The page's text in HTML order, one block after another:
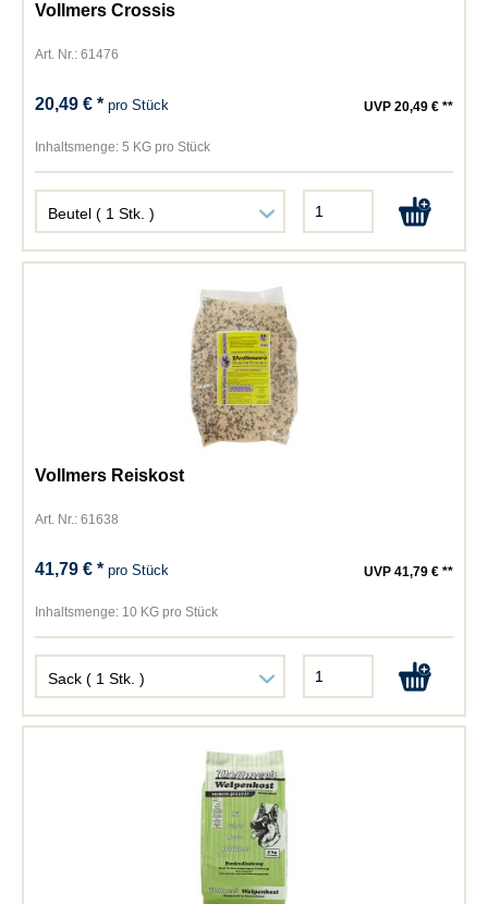
Vollmers Crossis
Art. Nr.: 61476
20,49 € *pro Stück UVP 20,49 € **
Inhaltsmenge: 5 KG pro Stück
Vollmers Reiskost
Art. Nr.: 61638
41,79 € *pro Stück UVP 41,79 € **
Inhaltsmenge: 10 KG pro Stück